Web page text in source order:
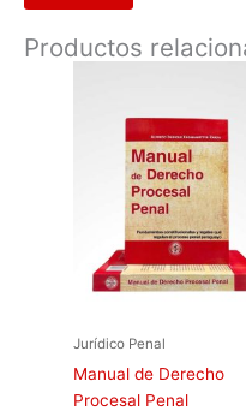
Productos
Jurídico Penal
Manual de Derecho
Procesal Penal